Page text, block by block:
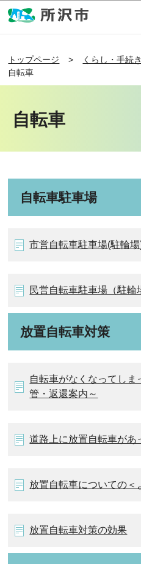
トップページ くらし・手続き
自転車
自転車
自転車駐車場
市営自転車駐車場(駐輪
民営自転車駐車場（駐輪
放置自転車対策
自転車がなくなってし
管・返還案内～
道路上に放置自転車があ
放置自転車についての＜
放置自転車対策の効果